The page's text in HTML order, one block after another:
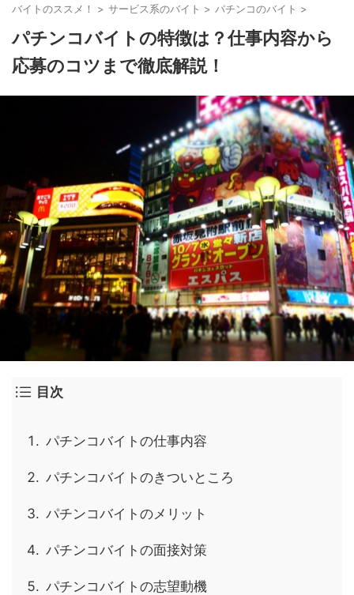
バイトのススメ！ > サービス系のバイト > パチンコのバイト >
パチンコバイトの特徴は？仕事内容から
応募のコツまで徹底解説！
目次
パチンコバイトの仕事内容
パチンコバイトのきついところ
パチンコバイトのメリット
パチンコバイトの面接対策
パチンコバイトの志望動機